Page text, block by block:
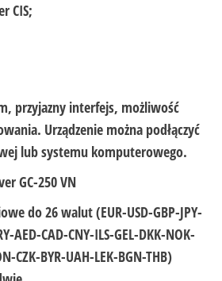
CIS;
przyjazny interfejs, możliwość
Urządzenie można podłączyć
lub systemu komputerowego.
GC-250 VN
do 26 walut (EUR-USD-GBP-JPY-
AED-CAD-CNY-ILS-GEL-DKK-NOK-
CZK-BYR-UAH-LEK-BGN-THB)